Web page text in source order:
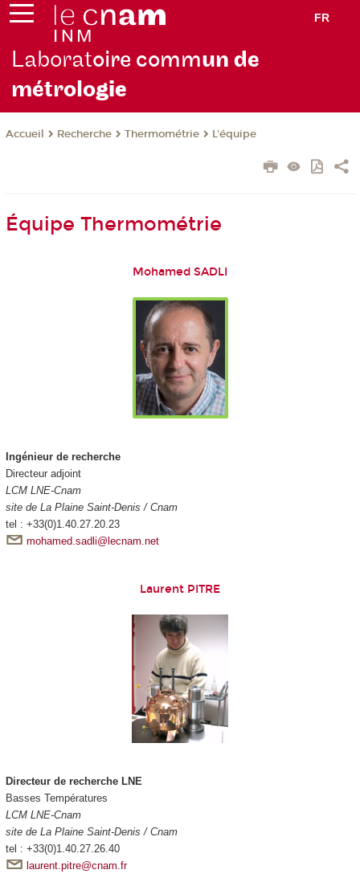
FR
Laboratoire commun de
métrologie
Accueil Recherche Thermométrie L'équipe
Équipe Thermométrie
Mohamed SADLI
Ingénieur de recherche
Directeur adjoint
LCM LNE-Cnam
site de La Plaine Saint-Denis / Cnam
tel : +33(0)1.40.27.20.23
mohamed.sadli@lecnam.net
Laurent PITRE
Directeur de recherche LNE
Basses Températures
LCM LNE-Cnam
site de La Plaine Saint-Denis / Cnam
tel : +33(0)1.40.27.26.40
laurent.pitre@cnam.fr